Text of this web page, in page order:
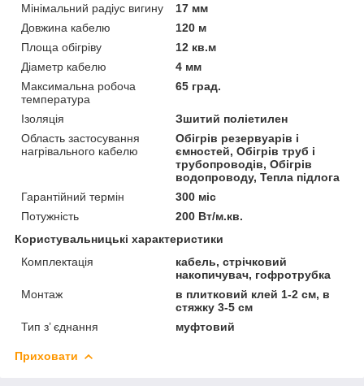
Мінімальний радіус вигину
17 мм
Довжина кабелю
120 м
Площа обігріву
12 кв.м
Діаметр кабелю
4 мм
Максимальна робоча
температура
65 град.
Ізоляція
Зшитий поліетилен
Область застосування
нагрівального кабелю
Обігрів резервуарів і
ємностей, Обігрів труб і
трубопроводів, Обігрів
водопроводу, Тепла підлога
Гарантійний термін
300 міс
Потужність
200 Вт/м.кв.
Користувальницькі характеристики
Комплектація
кабель, стрічковий
накопичувач, гофротрубка
Монтаж
в плитковий клей 1-2 см, в
стяжку 3-5 см
Тип з’ єднання
муфтовий
Приховати